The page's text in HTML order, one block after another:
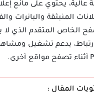
يحتوي على مانع
المنبثقة والبانرات
الخاص المتقدم الذي
يدعم تشغيل
المقال :